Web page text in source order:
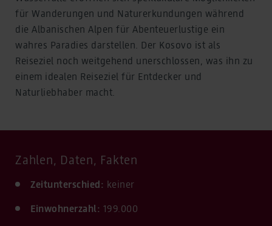
für Wanderungen und Naturerkundungen während
die Albanischen Alpen für Abenteuerlustige ein
wahres Paradies darstellen. Der Kosovo ist als
Reiseziel noch weitgehend unerschlossen, was ihn zu
einem idealen Reiseziel für Entdecker und
Naturliebhaber macht.
Zahlen, Daten, Fakten
Zeitunterschied: keiner
Einwohnerzahl: 199.000